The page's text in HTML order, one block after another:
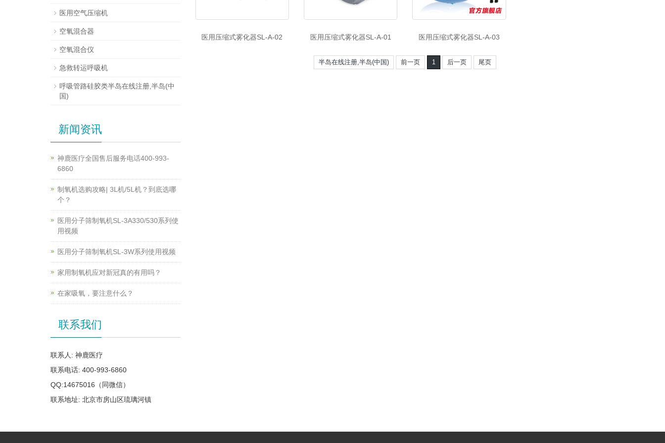
医用压缩式雾化器SL-A-02 医用压缩式雾化器SL-A-01 医用压缩式雾化器SL-A-03
半岛在线注册,半岛(中国) 前一页 1 后一页 尾页
医用空气压缩机
空氧混合器
空氧混合仪
急救转运呼吸机
呼吸管路硅胶类半岛在线注册,半岛(中
国)
新闻资讯
神鹿医疗全国售后服务电话400-993-
6860
制氧机选购攻略| 3L机/5L机？到底选哪
个？
医用分子筛制氧机SL-3A330/530系列使
用视频
医用分子筛制氧机SL-3W系列使用视频
家用制氧机应对新冠真的有用吗？
在家吸氧，要注意什么？
联系我们
联系人: 神鹿医疗
联系电话: 400-993-6860
QQ:14675016（同微信）
联系地址: 北京市房山区琉璃河镇